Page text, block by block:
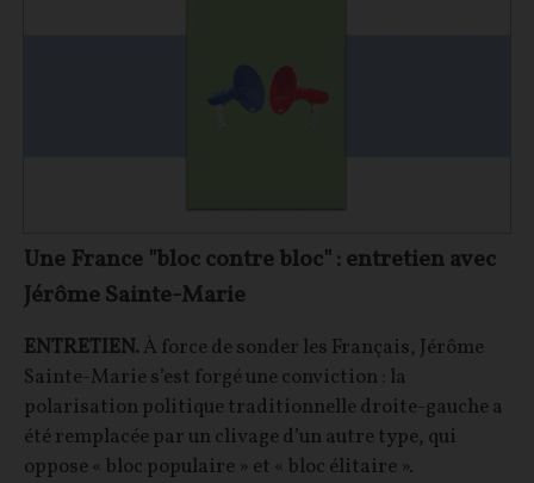
Une France "bloc contre bloc" : entretien avec
Jérôme Sainte-Marie
ENTRETIEN.À force de sonder les Français, Jérôme
Sainte-Marie s’est forgé une conviction : la
polarisation politique traditionnelle droite-gauche a
été remplacée par un clivage d’un autre type, qui
oppose « bloc populaire » et « bloc élitaire ».